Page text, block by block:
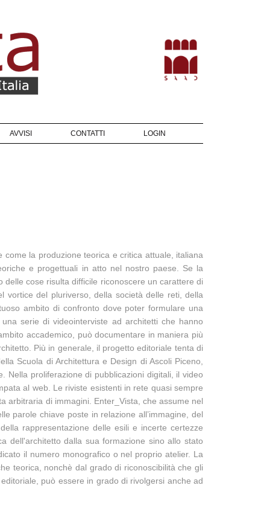
AVVISI CONTATTI LOGIN
la produzione teorica e critica attuale, italiana
e progettuali in atto nel nostro paese. Se la
cose risulta difficile riconoscere un carattere di
vortice del pluriverso, della società delle reti, della
ambito di confronto dove poter formulare una
serie di videointerviste ad architetti che hanno
accademico, può documentare in maniera più
Più in generale, il progetto editoriale tenta di
Scuola di Architettura e Design di Ascoli Piceno,
Nella proliferazione di pubblicazioni digitali, il video
al web. Le riviste esistenti in rete quasi sempre
arbitraria di immagini. Enter_Vista, che assume nel
parole chiave poste in relazione all’immagine, del
rappresentazione delle esili e incerte certezze
dell'architetto dalla sua formazione sino allo stato
il numero monografico o nel proprio atelier. La
teorica, nonchè dal grado di riconoscibilità che gli
può essere in grado di rivolgersi anche ad